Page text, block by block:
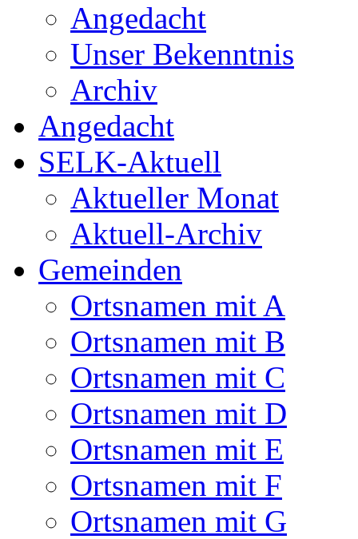
Angedacht
Unser Bekenntnis
Archiv
Angedacht
SELK-Aktuell
Aktueller Monat
Aktuell-Archiv
Gemeinden
Ortsnamen mit A
Ortsnamen mit B
Ortsnamen mit C
Ortsnamen mit D
Ortsnamen mit E
Ortsnamen mit F
Ortsnamen mit G